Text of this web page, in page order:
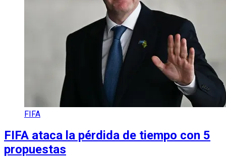
FIFA
FIFA ataca la pérdida de tiempo con 5
propuestas